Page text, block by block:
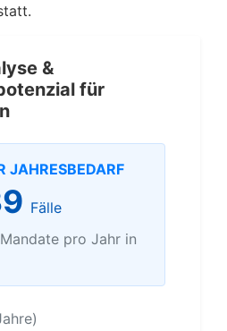
&
für
JAHRESBEDARF
Fälle
pro Jahr in